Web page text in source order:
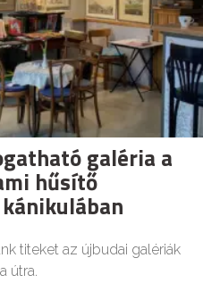
galéria a
hűsítő
titeket az újbudai galériák
útra.